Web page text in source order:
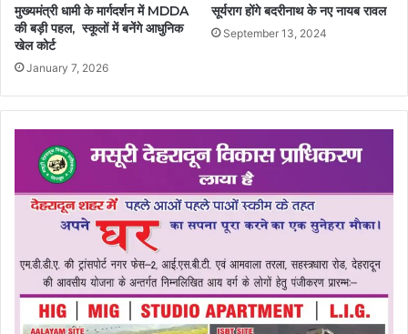
मुख्यमंत्री धामी के मार्गदर्शन में MDDA
की बड़ी पहल, स्कूलों में बनेंगे आधुनिक
खेल कोर्ट
January 7, 2026
सूर्यराग होंगे बदरीनाथ के नए नायब रावल
September 13, 2024